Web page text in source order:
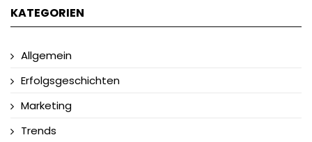
KATEGORIEN
Allgemein
Erfolgsgeschichten
Marketing
Trends